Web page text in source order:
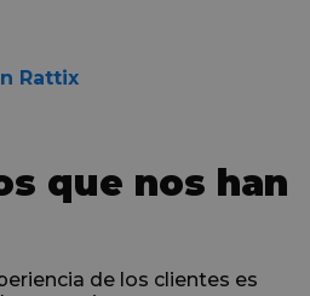
Rattix
que nos han
de los clientes es